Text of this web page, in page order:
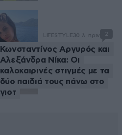
LIFESTYLE30 λ. πριν 2
Κωνσταντίνος Αργυρός και
Αλεξάνδρα Νίκα: Οι
καλοκαιρινές στιγμές με τα
δύο παιδιά τους πάνω στο
γιοτ